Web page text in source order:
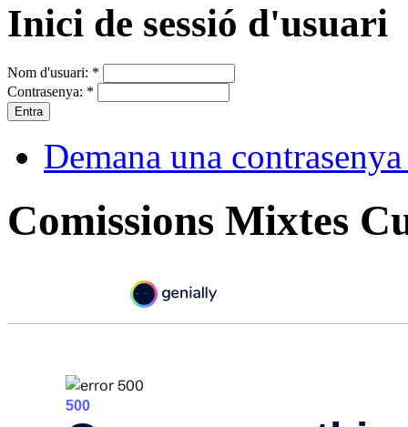
Inici de sessió d'usuari
Nom d'usuari: *
Contrasenya: *
Demana una
Comissions Mixtes